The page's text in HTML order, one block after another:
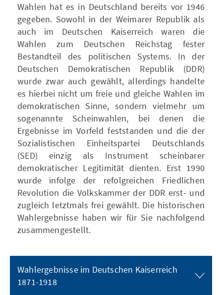
Wahlen hat es in Deutschland bereits vor 1946
gegeben. Sowohl in der Weimarer Republik als
auch im Deutschen Kaiserreich waren die
Wahlen zum Deutschen Reichstag fester
Bestandteil des politischen Systems. In der
Deutschen Demokratischen Republik (DDR)
wurde zwar auch gewählt, allerdings handelte
es hierbei nicht um freie und gleiche Wahlen im
demokratischen Sinne, sondern vielmehr um
sogenannte Scheinwahlen, bei denen die
Ergebnisse im Vorfeld feststanden und die der
Sozialistischen Einheitspartei Deutschlands
(SED) einzig als Instrument scheinbarer
demokratischer Legitimität dienten. Erst 1990
wurde infolge der refolgreichen Friedlichen
Revolution die Volkskammer der DDR erst- und
zugleich letztmals frei gewählt. Die historischen
Wahlergebnisse haben wir für Sie nachfolgend
zusammengestellt.
Wahlergebnisse im Deutschen Kaiserreich
1871-1918